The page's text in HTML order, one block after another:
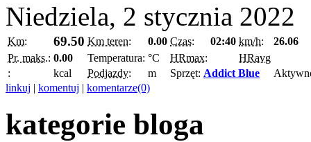
Niedziela, 2 stycznia 2022
Km: 69.50 Km teren: 0.00 Czas: 02:40 km/h:
26.06
Pr. maks.: 0.00 Temperatura: °C HRmax:
HRavg
:
kcal Podjazdy: m Sprzęt: Addict Blue
linkuj | komentuj | komentarze(0)
kategorie bloga